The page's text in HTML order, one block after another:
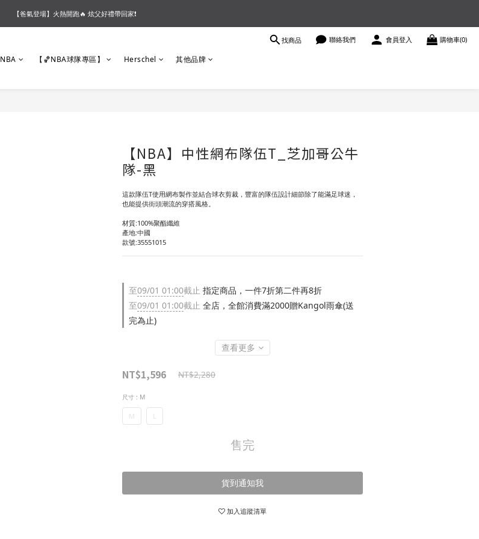
【夏末OUTLET】專區全面5折起❗超值入手就趁現在🔥
【爸氣登場】火熱開跑🔥 炫父好禮帶回家❗
找商品 聯絡我們 會員登入 購物車(0)
NBA 【🏀NBA球隊專區】 Herschel 其他品牌
【NBA】中性網布隊伍T_芝加哥公牛
隊-黑
這款隊伍T使用網布製作並結合球衣剪裁，豐富的隊伍設計細節除了能滿足球迷，
也能提供街頭潮流的穿搭風格。
材質:100%聚酯纖維
產地:中國
款號:35551015
至09/01 01:00截止 指定商品，一件7折第二件再8折
至09/01 01:00截止 全店，全館消費滿2000贈Kangol雨傘(送
完為止)
查看更多
NT$1,596 NT$2,280
尺寸 : M
M L
售完
貨到通知我
加入追蹤清單